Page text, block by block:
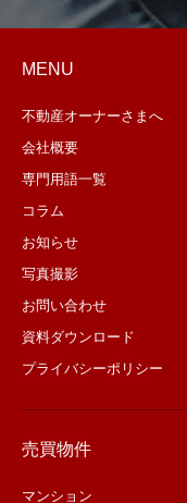
MENU
不動産オーナーさまへ
会社概要
専門用語一覧
コラム
お知らせ
写真撮影
お問い合わせ
資料ダウンロード
プライバシーポリシー
売買物件
マンション